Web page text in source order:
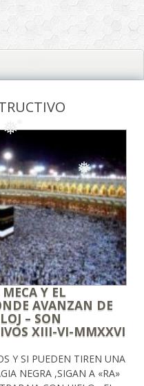
❅
❅
❅
Y EL
AVANZAN DE
– SON
XIII-VI-MMXXVI
Y SI PUEDEN TIREN UNA
NEGRA ,SIGAN A «RA»